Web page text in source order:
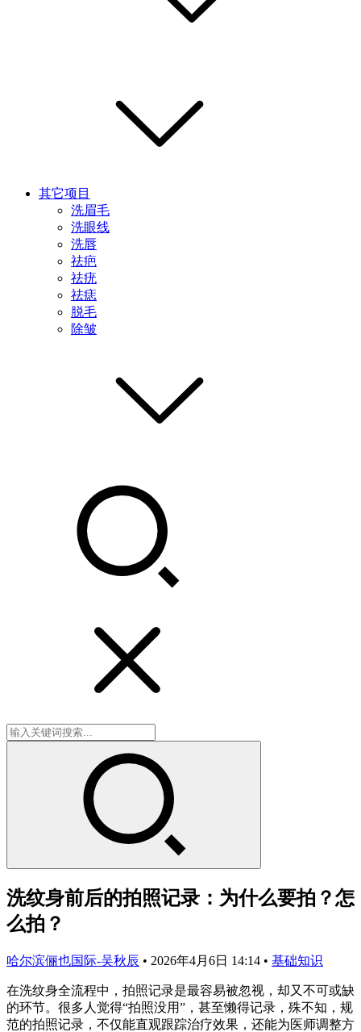
其它项目
洗眉毛
洗眼线
洗唇
祛疤
祛疣
祛痣
脱毛
除皱
洗纹身前后的拍照记录：为什么要拍？怎
么拍？
哈尔滨俪也国际-吴秋辰 • 2026年4月6日 14:14 • 基础知识
在洗纹身全流程中，拍照记录是最容易被忽视，却又不可或缺
的环节。很多人觉得“拍照没用”，甚至懒得记录，殊不知，规
范的拍照记录，不仅能直观跟踪治疗效果，还能为医师调整方